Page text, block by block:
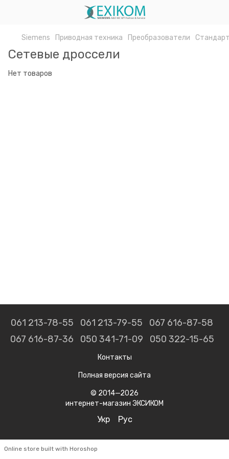
Siemens Приводная техника Преобразователи
Сетевые дроссели
Нет товаров
061 213-78-55 061 213-79-55
067 616-87-58
067 616-87-36
050 341-71-09 050 322-15-65
Контакты
Полная версия сайта
© 2014—2026
интернет-магазин ЭКСИКОМ
Укр Рус
Online store built with Horoshop